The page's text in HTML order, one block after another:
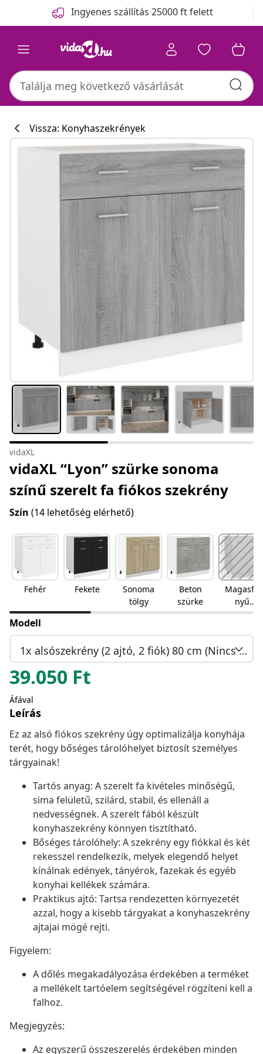
Ingyenes szállítás 25000 ft felett
Vissza: Konyhaszekrények
vidaXL
vidaXL “Lyon” szürke sonoma
színű szerelt fa fiókos szekrény
Szín (14 lehetőség elérhető)
Fehér Fekete
Sonoma
tölgy
Beton
szürke
Magasfé
nyű
fehér
Modell
1x alsószekrény (2 ajtó, 2 fiók) 80 cm (Nincs raktáron)
39.050 Ft
Áfával
Leírás
Ez az alsó fiókos szekrény úgy optimalizálja konyhája
terét, hogy bőséges tárolóhelyet biztosít személyes
tárgyainak!
Tartós anyag: A szerelt fa kivételes minőségű,
sima felületű, szilárd, stabil, és ellenáll a
nedvességnek. A szerelt fából készült
konyhaszekrény könnyen tisztítható.
Bőséges tárolóhely: A szekrény egy fiókkal és két
rekesszel rendelkezik, melyek elegendő helyet
kínálnak edények, tányérok, fazekak és egyéb
konyhai kellékek számára.
Praktikus ajtó: Tartsa rendezetten környezetét
azzal, hogy a kisebb tárgyakat a konyhaszekrény
ajtajai mögé rejti.
Figyelem:
A dőlés megakadályozása érdekében a terméket
a mellékelt tartóelem segítségével rögzíteni kell a
falhoz.
Megjegyzés:
Az egyszerű összeszerelés érdekében minden